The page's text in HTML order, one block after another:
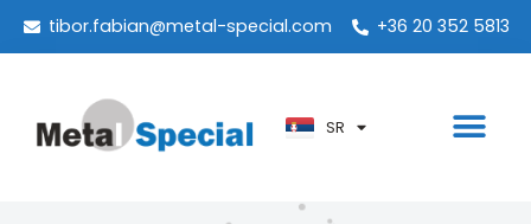
tibor.fabian@metal-special.com +36 20 352 5813
SR
PT
KO
AR